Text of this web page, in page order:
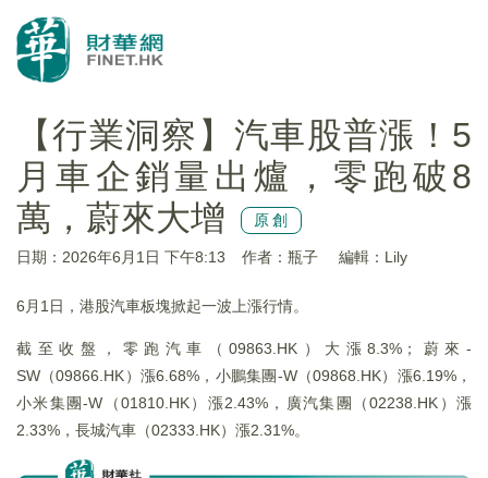
【行業洞察】汽車股普漲！5
月車企銷量出爐，零跑破8
萬，蔚來大增
原創
日期：2026年6月1日 下午8:13 作者：瓶子 編輯：Lily
6月1日，港股汽車板塊掀起一波上漲行情。
截至收盤，零跑汽車（09863.HK）大漲8.3%；蔚來-
SW（09866.HK）漲6.68%，小鵬集團-W（09868.HK）漲6.19%，
小米集團-W（01810.HK）漲2.43%，廣汽集團（02238.HK）漲
2.33%，長城汽車（02333.HK）漲2.31%。